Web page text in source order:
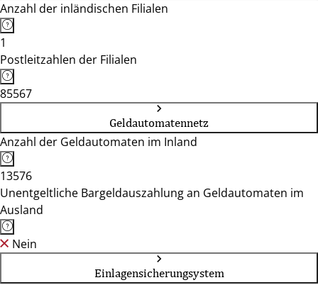
Anzahl der inländischen Filialen
1
Postleitzahlen der Filialen
85567
Geldautomatennetz
Anzahl der Geldautomaten im Inland
13576
Unentgeltliche Bargeldauszahlung an Geldautomaten im
Ausland
Nein
Einlagensicherungsystem